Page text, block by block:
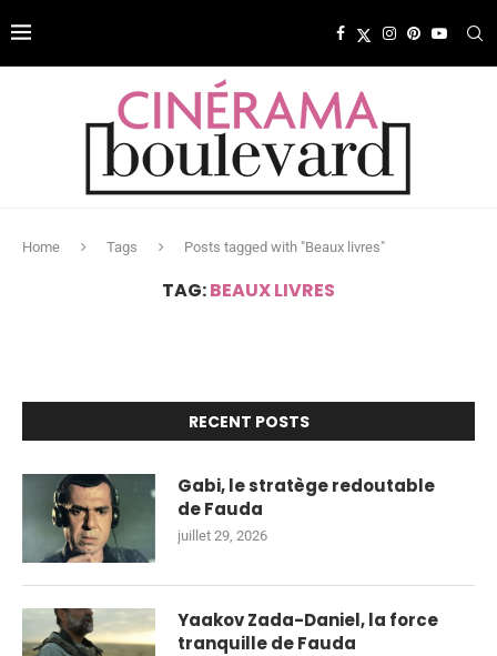
Home Tags Posts tagged with "Beaux livres"
TAG:BEAUX LIVRES
RECENT POSTS
Gabi, le stratège redoutable
de Fauda
juillet 29, 2026
Yaakov Zada-Daniel, la force
tranquille de Fauda